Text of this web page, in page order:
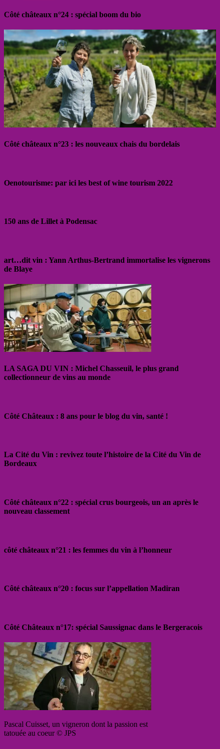
Côté châteaux n°24 : spécial boom du bio
Côté châteaux n°23 : les nouveaux chais du bordelais
Oenotourisme: par ici les best of wine tourism 2022
150 ans de Lillet à Podensac
art…dit vin : Yann Arthus-Bertrand immortalise les vignerons
de Blaye
LA SAGA DU VIN : Michel Chasseuil, le plus grand
collectionneur de vins au monde
Côté Châteaux : 8 ans pour le blog du vin, santé !
La Cité du Vin : revivez toute l’histoire de la Cité du Vin de
Bordeaux
Côté châteaux n°22 : spécial crus bourgeois, un an après le
nouveau classement
côté châteaux n°21 : les femmes du vin à l’honneur
Côté châteaux n°20 : focus sur l’appellation Madiran
Côté Châteaux n°17: spécial Saussignac dans le Bergeracois
Pascal Cuisset, un vigneron dont la passion est
tatouée au coeur © JPS